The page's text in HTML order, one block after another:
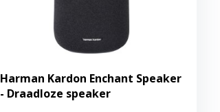
Harman Kardon Enchant Speaker
- Draadloze speaker